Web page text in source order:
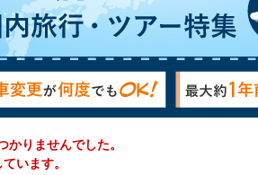
りませんでした。
います。